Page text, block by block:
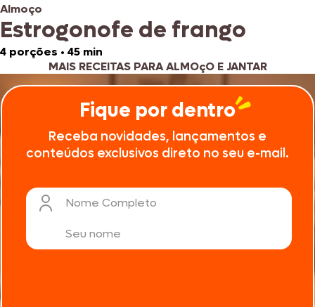
Almoço
Estrogonofe de frango
4 porções • 45 min
MAIS RECEITAS PARA ALMOçO E JANTAR
Fique por dentro
Receba novidades, lançamentos e
conteúdos exclusivos direto no seu e-mail.
Nome Completo